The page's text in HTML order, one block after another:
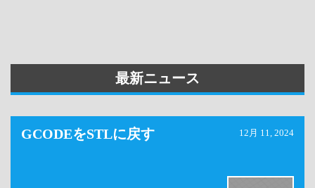
最新ニュース
GCODEをSTLに戻す 12月 11, 2024